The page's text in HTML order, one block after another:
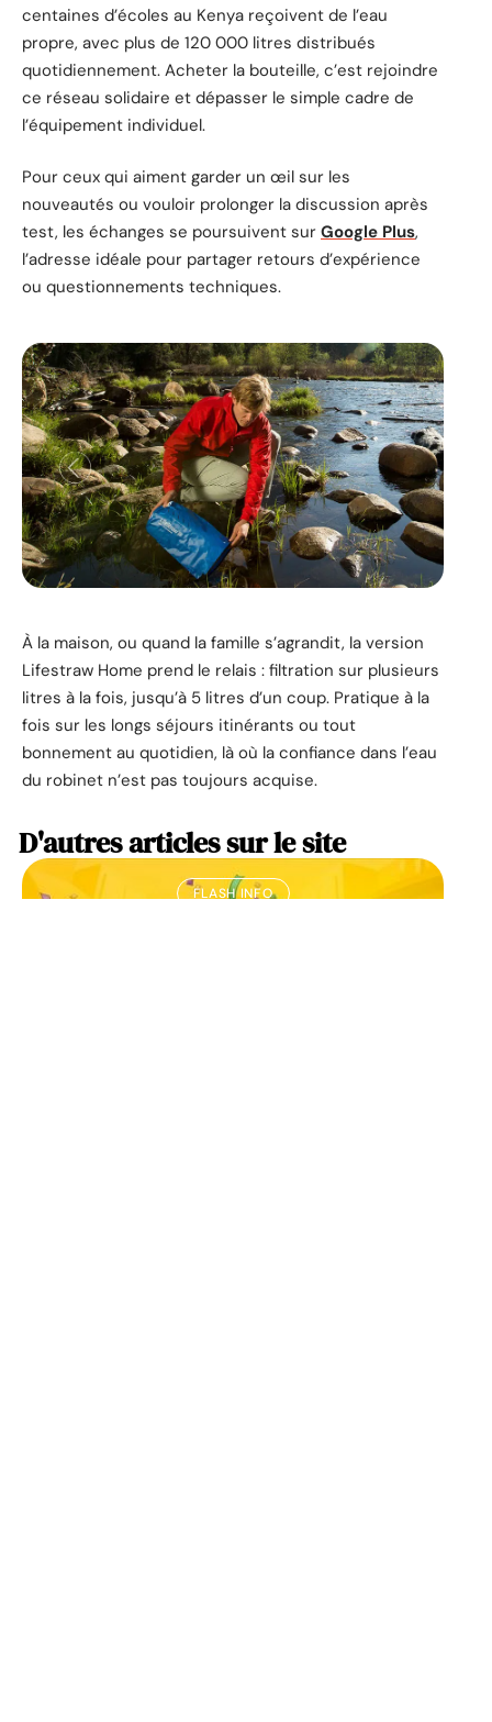
centaines d’écoles au Kenya reçoivent de l’eau
propre, avec plus de 120 000 litres distribués
quotidiennement. Acheter la bouteille, c’est rejoindre
ce réseau solidaire et dépasser le simple cadre de
l’équipement individuel.
Pour ceux qui aiment garder un œil sur les
nouveautés ou vouloir prolonger la discussion après
test, les échanges se poursuivent sur Google Plus,
l’adresse idéale pour partager retours d’expérience
ou questionnements techniques.
À la maison, ou quand la famille s’agrandit, la version
Lifestraw Home prend le relais : filtration sur plusieurs
litres à la fois, jusqu’à 5 litres d’un coup. Pratique à la
fois sur les longs séjours itinérants ou tout
bonnement au quotidien, là où la confiance dans l’eau
du robinet n’est pas toujours acquise.
D'autres articles sur le site
FLASH INFO